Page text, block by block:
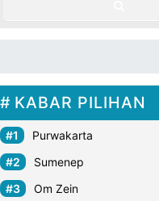
KABAR PILIHAN
Purwakarta
Sumenep
Om Zein